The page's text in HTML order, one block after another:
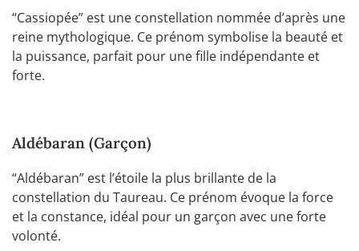
“Cassiopée” est une constellation nommée d’après une
reine mythologique. Ce prénom symbolise la beauté et
la puissance, parfait pour une fille indépendante et
forte.
Aldébaran (Garçon)
“Aldébaran” est l’étoile la plus brillante de la
constellation du Taureau. Ce prénom évoque la force
et la constance, idéal pour un garçon avec une forte
volonté.